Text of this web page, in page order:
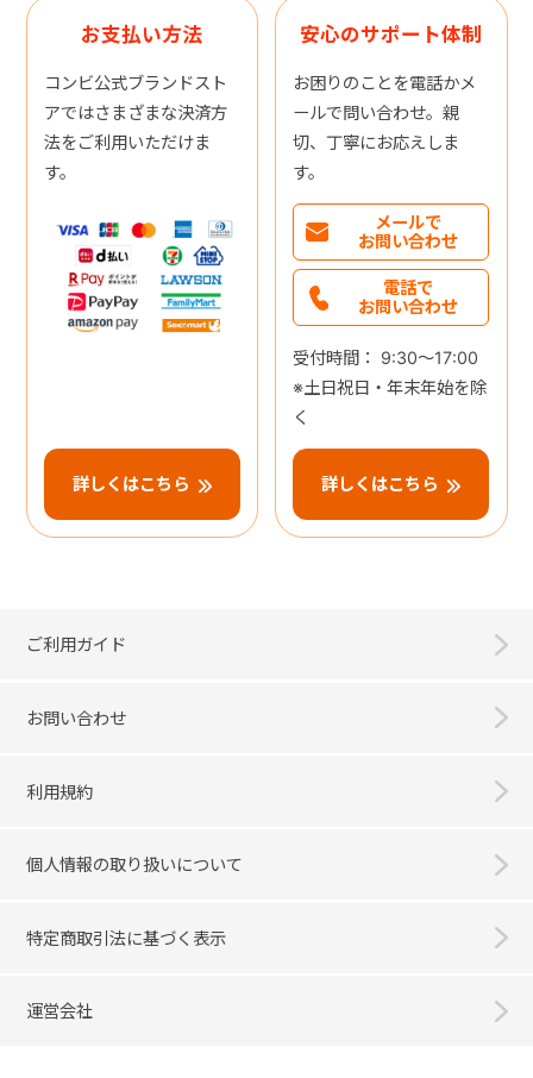
お支払い方法
コンビ公式ブランドスト
アではさまざまな決済方
法をご利用いただけま
す。
詳しくはこちら
安心のサポート体制
お困りのことを電話かメ
ールで問い合わせ。親
切、丁寧にお応えしま
す。
メールで
お問い合わせ
電話で
お問い合わせ
受付時間： 9:30～17:00
※土日祝日・年末年始を除
く
詳しくはこちら
ご利用ガイド
お問い合わせ
利用規約
個人情報の取り扱いについて
特定商取引法に基づく表示
運営会社